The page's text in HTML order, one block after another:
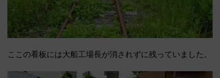
ここの看板には大船工場長が消されずに残っていました。